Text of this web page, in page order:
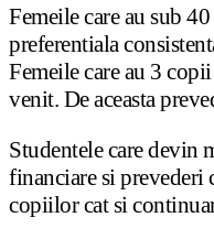
Femeile care au sub
preferentiala
Femeile care au 3
venit. De aceasta
Studentele care devin
financiare si prevederi
copiilor cat si